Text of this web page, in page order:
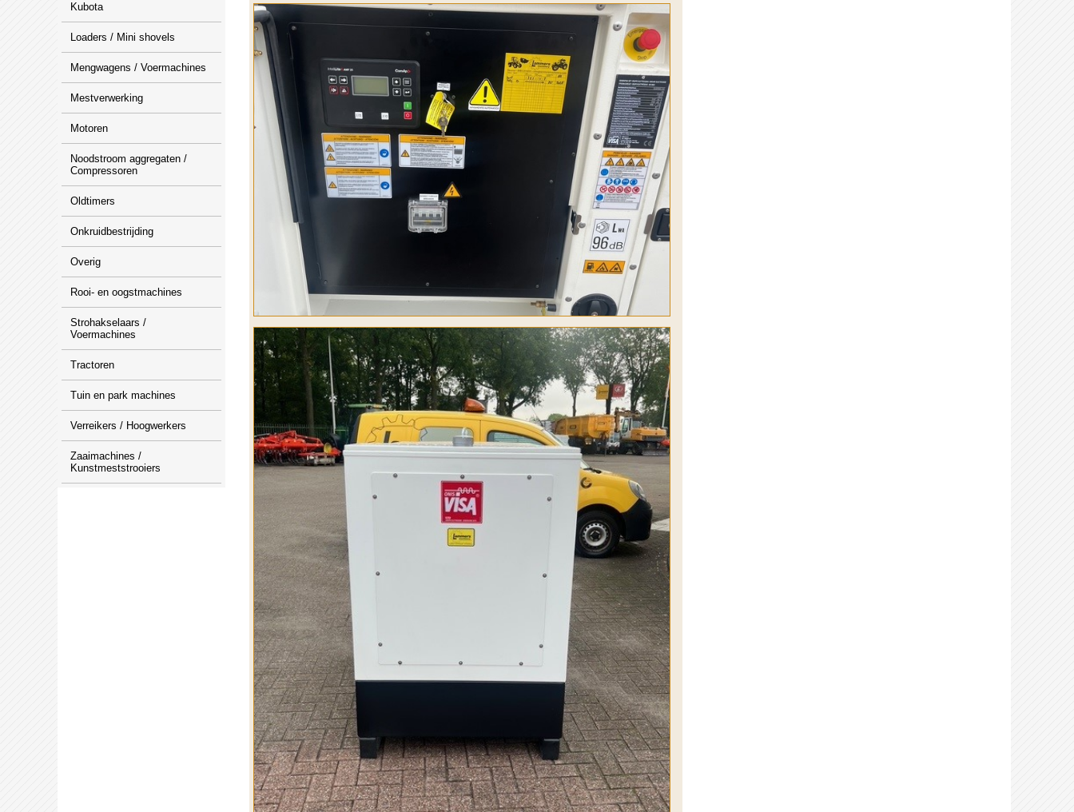
Kubota
Loaders / Mini shovels
Mengwagens / Voermachines
Mestverwerking
Motoren
Noodstroom aggregaten /
Compressoren
Oldtimers
Onkruidbestrijding
Overig
Rooi- en oogstmachines
Strohakselaars /
Voermachines
Tractoren
Tuin en park machines
Verreikers / Hoogwerkers
Zaaimachines /
Kunstmeststrooiers